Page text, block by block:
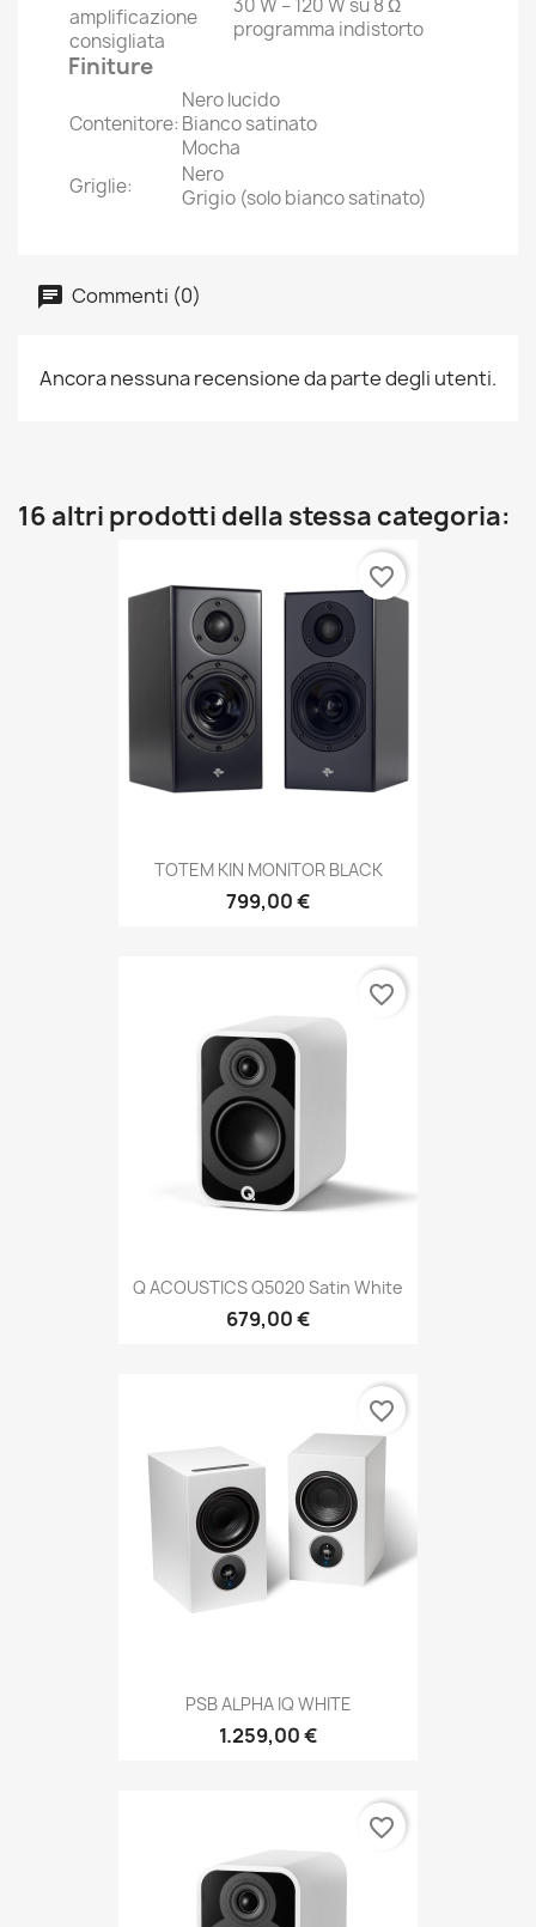
amplificazione
consigliata
30 W – 120 W su 8 Ω
programma indistorto
Finiture
Contenitore:
Nero lucido
Bianco satinato
Mocha
Griglie:
Nero
Grigio (solo bianco satinato)
Commenti (0)
Ancora nessuna recensione da parte degli utenti.
16 altri prodotti della stessa categoria:
TOTEM KIN MONITOR BLACK
799,00 €
favorite_border
Q ACOUSTICS Q5020 Satin White
679,00 €
favorite_border
PSB ALPHA IQ WHITE
1.259,00 €
favorite_border
favorite_border